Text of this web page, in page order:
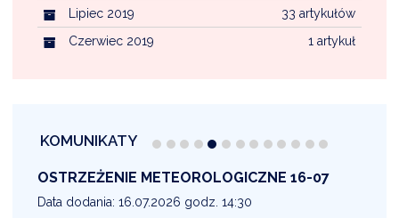
33 artykułów
Lipiec 2019
1 artykuł
Czerwiec 2019
KOMUNIKATY
OSTRZEŻENIE METEOROLOGICZNE 16-07
Data dodania: 16.07.2026 godz. 14:30